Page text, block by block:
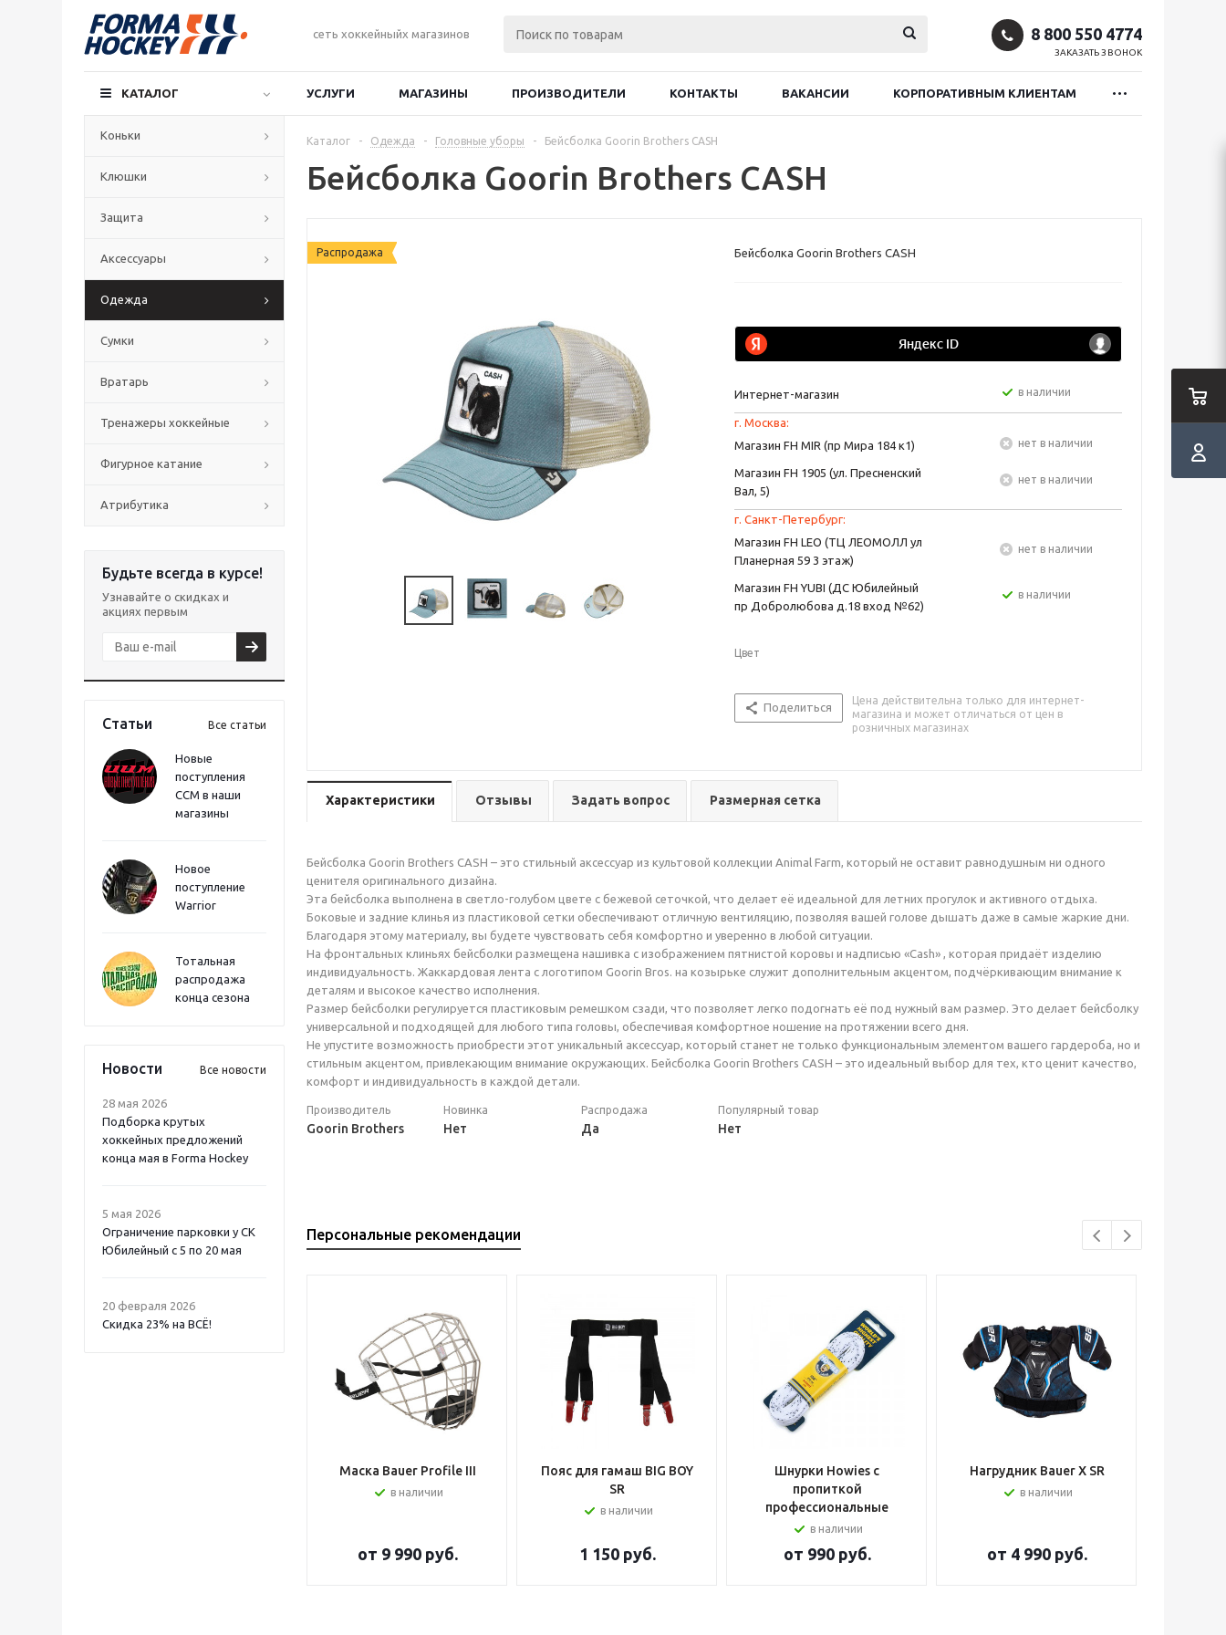
сеть хоккейныйх магазинов 8 800 550 4774
ЗАКАЗАТЬ ЗВОНОК
КАТАЛОГ УСЛУГИ МАГАЗИНЫ ПРОИЗВОДИТЕЛИ КОНТАКТЫ ВАКАНСИИ КОРПОРАТИВНЫМ КЛИЕНТАМ
Коньки
Клюшки
Защита
Аксессуары
Одежда
Сумки
Вратарь
Тренажеры хоккейные
Фигурное катание
Атрибутика
Будьте всегда в курсе!
Узнавайте о скидках и
акциях первым
Статьи Все статьи
Новые
поступления
CCM в наши
магазины
Новое
поступление
Warrior
Тотальная
распродажа
конца сезона
Новости Все новости
28 мая 2026
Подборка крутых
хоккейных предложений
конца мая в Forma Hockey
5 мая 2026
Ограничение парковки у СК
Юбилейный с 5 по 20 мая
20 февраля 2026
Скидка 23% на ВСË!
Каталог - Одежда - Головные уборы - Бейсболка Goorin Brothers CASH
Бейсболка Goorin Brothers CASH
Распродажа Бейсболка Goorin Brothers CASH
Интернет-магазин в наличии
г. Москва:
Магазин FH MIR (пр Мира 184 к1)
Нет в наличии
Магазин FH 1905 (ул. Пресненский
Вал, 5)
Нет в наличии
г. Санкт-Петербург:
Магазин FH LEO (ТЦ ЛЕОМОЛЛ ул
Планерная 59 3 этаж)
Нет в наличии
Магазин FH YUBI (ДС Юбилейный
пр Добролюбова д.18 вход №62)
в наличии
Цвет
Поделиться
Цена действительна только для интернет-
магазина и может отличаться от цен в
розничных магазинах
Характеристики Отзывы Задать вопрос Размерная сетка
Бейсболка Goorin Brothers CASH – это стильный аксессуар из культовой коллекции Animal Farm, который не оставит равнодушным ни одного
ценителя оригинального дизайна.
Эта бейсболка выполнена в светло-голубом цвете с бежевой сеточкой, что делает её идеальной для летних прогулок и активного отдыха.
Боковые и задние клинья из пластиковой сетки обеспечивают отличную вентиляцию, позволяя вашей голове дышать даже в самые жаркие дни.
Благодаря этому материалу, вы будете чувствовать себя комфортно и уверенно в любой ситуации.
На фронтальных клиньях бейсболки размещена нашивка с изображением пятнистой коровы и надписью «Cash» , которая придаёт изделию
индивидуальность. Жаккардовая лента с логотипом Goorin Bros. на козырьке служит дополнительным акцентом, подчёркивающим внимание к
деталям и высокое качество исполнения.
Размер бейсболки регулируется пластиковым ремешком сзади, что позволяет легко подогнать её под нужный вам размер. Это делает бейсболку
универсальной и подходящей для любого типа головы, обеспечивая комфортное ношение на протяжении всего дня.
Не упустите возможность приобрести этот уникальный аксессуар, который станет не только функциональным элементом вашего гардероба, но и
стильным акцентом, привлекающим внимание окружающих. Бейсболка Goorin Brothers CASH – это идеальный выбор для тех, кто ценит качество,
комфорт и индивидуальность в каждой детали.
Производитель
Goorin Brothers
Новинка
Нет
Распродажа
Да
Популярный товар
Нет
Персональные рекомендации
Маска Bauer Profile III
в наличии
от 9 990 руб.
Пояс для гамаш BIG BOY
SR
в наличии
1 150руб.
Шнурки Howies с
пропиткой
профессиональные
в наличии
от 990 руб.
Нагрудник Bauer X SR
в наличии
от 4 990 руб.